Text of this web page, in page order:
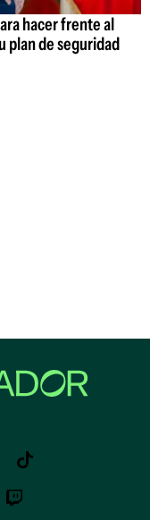
hacer frente al
plan de seguridad